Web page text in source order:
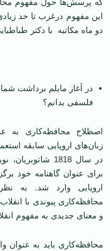
که پرسش‌ها حول مفهوم
این مفهوم درغرب تا حد
دو ماه مکاتبه با دکتر
در آغاز مایلم برداشت
فلسفی بدانم؟
زبان‌های اروپایی سابقه
برای عنوان گاهنامه خود
اروپایی وارد شد. به
محافظه‌کاری پیوندی با
و معنای جدیدی به مفهوم
محافظه‌کاری باید به عنوان